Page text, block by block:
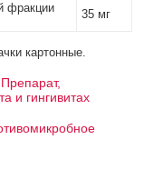
фракции
35 мг
картонные.
Препарат,
и гингивитах